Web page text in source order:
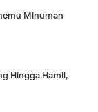
Minuman
Hingga Hamil,